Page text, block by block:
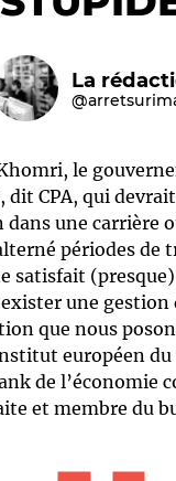
L'équipe
La
le
dit CPA, qui
dans une
périodes de
satisfait
une gestion
que nous
européen
de l’économie
et membre du